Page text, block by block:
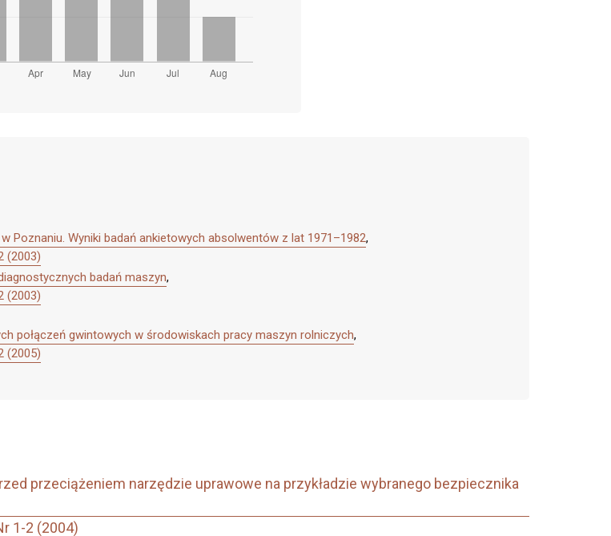
Poznaniu. Wyniki badań ankietowych absolwentów z lat 1971–1982,
(2003)
badań maszyn,
(2003)
połączeń gwintowych w środowiskach pracy maszyn rolniczych,
(2005)
przeciążeniem narzędzie uprawowe na przykładzie wybranego bezpiecznika
1-2 (2004)